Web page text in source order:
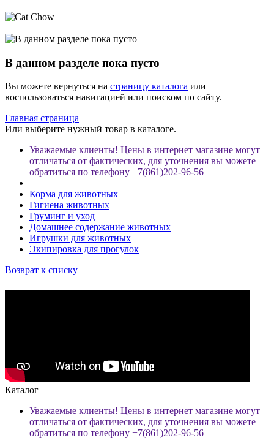
В данном разделе пока пусто
Вы можете вернуться на страницу каталога или
воспользоваться навигацией или поиском по сайту.
Главная страница
Или выберите нужный товар в каталоге.
Уважаемые клиенты! Цены в интернет магазине могут
отличаться от фактических, для уточнения вы можете
обратиться по телефону +7(861)202-96-56
Корма для животных
Гигиена животных
Груминг и уход
Домашнее содержание животных
Игрушки для животных
Экипировка для прогулок
Возврат к списку
Каталог
Уважаемые клиенты! Цены в интернет магазине могут
отличаться от фактических, для уточнения вы можете
обратиться по телефону +7(861)202-96-56